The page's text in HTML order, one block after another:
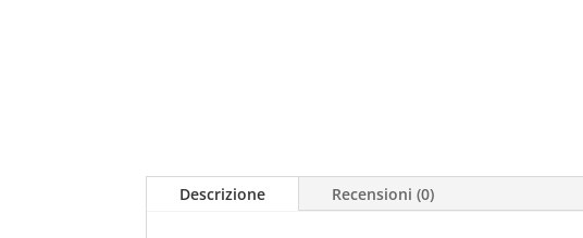
Descrizione Recensioni (0)